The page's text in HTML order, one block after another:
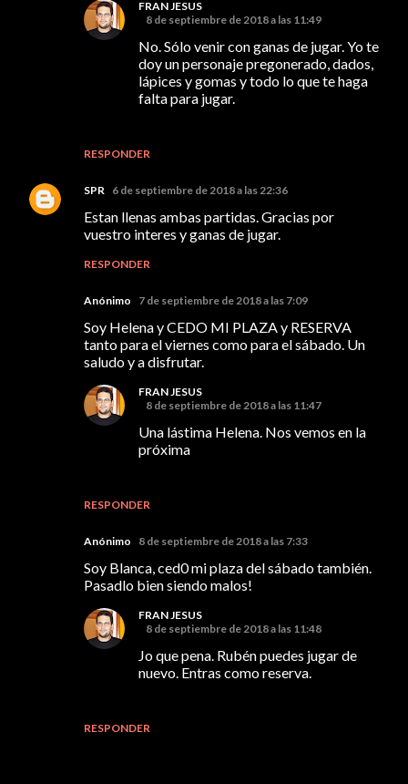
RESPONDER
FRAN JESUS
8 de septiembre de 2018 a las 11:49
No. Sólo venir con ganas de jugar. Yo te
doy un personaje pregonerado, dados,
lápices y gomas y todo lo que te haga
falta para jugar.
SPR 6 de septiembre de 2018 a las 22:36
Estan llenas ambas partidas. Gracias por
vuestro interes y ganas de jugar.
RESPONDER
Anónimo 7 de septiembre de 2018 a las 7:09
Soy Helena y CEDO MI PLAZA y RESERVA
tanto para el viernes como para el sábado. Un
saludo y a disfrutar.
RESPONDER
FRAN JESUS
8 de septiembre de 2018 a las 11:47
Una lástima Helena. Nos vemos en la
próxima
Anónimo 8 de septiembre de 2018 a las 7:33
Soy Blanca, ced0 mi plaza del sábado también.
Pasadlo bien siendo malos!
RESPONDER
FRAN JESUS
8 de septiembre de 2018 a las 11:48
Jo que pena. Rubén puedes jugar de
nuevo. Entras como reserva.